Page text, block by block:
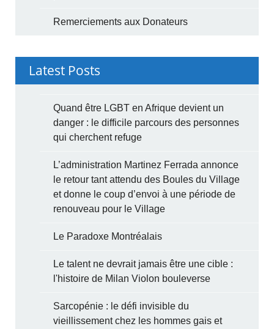
Remerciements aux Donateurs
Latest Posts
Quand être LGBT en Afrique devient un
danger : le difficile parcours des personnes
qui cherchent refuge
L’administration Martinez Ferrada annonce
le retour tant attendu des Boules du Village
et donne le coup d’envoi à une période de
renouveau pour le Village
Le Paradoxe Montréalais
Le talent ne devrait jamais être une cible :
l'histoire de Milan Violon bouleverse
Sarcopénie : le défi invisible du
vieillissement chez les hommes gais et